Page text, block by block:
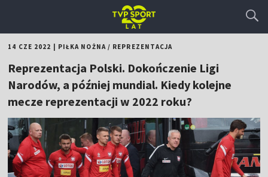
14 CZE 2022 PIŁKA NOŻNA/ REPREZENTACJA
Reprezentacja Polski. Dokończenie Ligi
Narodów, a później mundial. Kiedy kolejne
mecze reprezentacji w 2022 roku?